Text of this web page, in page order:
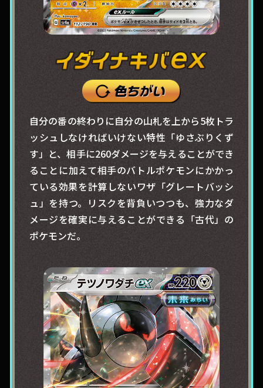
自分の番の終わりに自分の山札を上から5枚トラ
ッシュしなければいけない特性「ゆさぶりくず
す」と、相手に260ダメージを与えることができ
ることに加えて相手のバトルポケモンにかかっ
ている効果を計算しないワザ「グレートバッシ
ュ」を持つ。リスクを背負いつつも、強力なダ
メージを確実に与えることができる「古代」の
ポケモンだ。